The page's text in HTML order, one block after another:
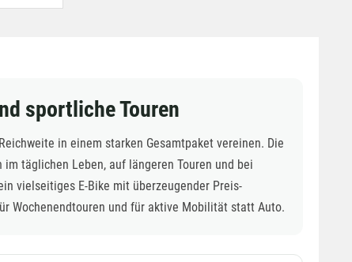
sportliche Touren
in einem starken Gesamtpaket vereinen. Die
täglichen Leben, auf längeren Touren und bei
vielseitiges E-Bike mit überzeugender Preis-
Wochenendtouren und für aktive Mobilität statt Auto.